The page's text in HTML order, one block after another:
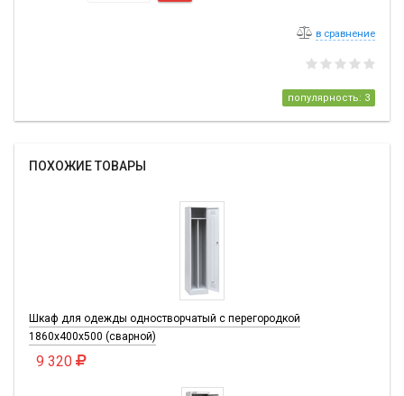
в сравнение
популярность: 3
ПОХОЖИЕ ТОВАРЫ
Шкаф для одежды одностворчатый с перегородкой
1860х400х500 (сварной)
9 320